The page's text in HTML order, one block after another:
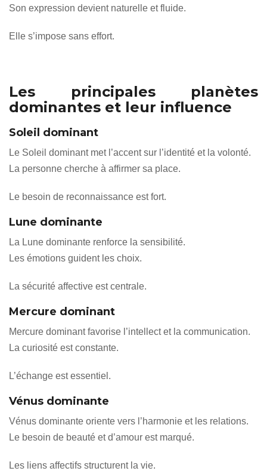
Son expression devient naturelle et fluide.
Elle s’impose sans effort.
Les principales planètes
dominantes et leur influence
Soleil dominant
Le Soleil dominant met l’accent sur l’identité et la volonté.
La personne cherche à affirmer sa place.
Le besoin de reconnaissance est fort.
Lune dominante
La Lune dominante renforce la sensibilité.
Les émotions guident les choix.
La sécurité affective est centrale.
Mercure dominant
Mercure dominant favorise l’intellect et la communication.
La curiosité est constante.
L’échange est essentiel.
Vénus dominante
Vénus dominante oriente vers l’harmonie et les relations.
Le besoin de beauté et d’amour est marqué.
Les liens affectifs structurent la vie.